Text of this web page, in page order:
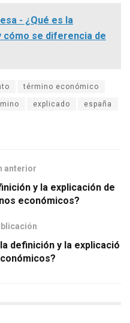
- ¿Qué es la
se diferencia de
término económico
explicado españa
anterior
y la explicación de
económicos?
definición y la explicació